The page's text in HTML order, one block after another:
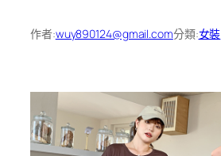
作者:wuy890124@gmail.com分類:女裝